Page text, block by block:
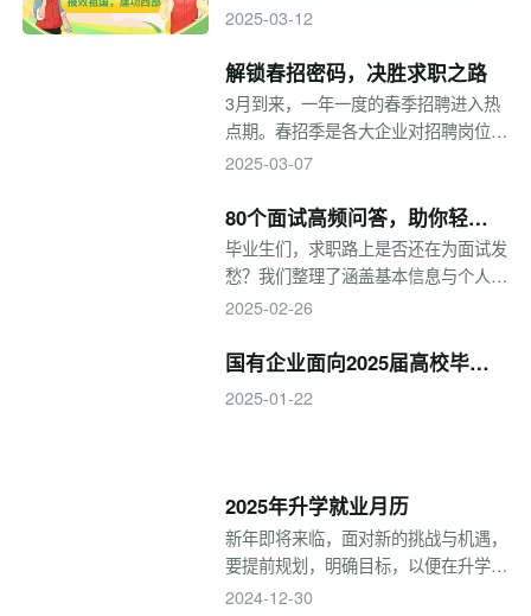
召，在2000多个县（市、区、旗）参
民、稳边固边，为西部地区和基层发展
注入青年力量。2025年，预计新招募
西部计划志愿者约4万人，欢迎广大有
代青年投身西部计划！
2025-03-12
解锁春招密码，决胜求职之路
3月到来，一年一度的春季招聘进入热
点期。春招季是各大企业对招聘岗位进
行查漏补缺的阶段，也是毕业生求职的
而出，顺利拿到心仪的工作呢？这里有
一份春招攻略，助你一臂之力。
2025-03-07
80个面试高频问答，助你轻松
斩获心仪Offer！
毕业生们，求职路上是否还在为面试发
愁？我们整理了涵盖基本信息与个人情
况、职业规划与求职动机、技能与岗位
配与文化价值观等5大模块的80个高频
例，助你轻松斩获Offer！
2025-02-26
国有企业面向2025届高校毕业
生招聘岗位信息
2025-01-22
2025年升学就业月历
新年即将来临，面对新的挑战与机遇，
要提前规划，明确目标，以便在升学与
就业的道路上走得更稳、更远。考研、
2024-12-30